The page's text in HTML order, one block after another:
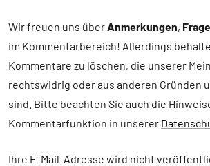
Alle
Artikel
Alle
Themen
Tiergruppen
Forschung
Wir freuen uns überAnmerkungen,
im Kommentarbereich! Allerdings
Kommentare zu löschen, die unserer
rechtswidrig oder aus anderen Gründen
sind. Bitte beachten Sie auch die
Kommentarfunktion in unserer
Ihre E-Mail-Adresse wird nicht